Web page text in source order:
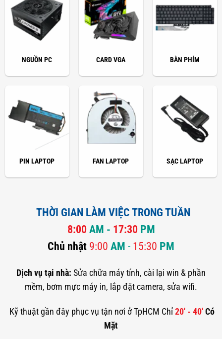
NGUỒN PC CARD VGA BÀN PHÍM
PIN LAPTOP FAN LAPTOP SẠC LAPTOP
THỜI GIAN LÀM VIỆC TRONG TUẦN
8:00 AM - 17:30 PM
Chủ nhật 9:00 AM - 15:30 PM
Dịch vụ tại nhà: Sửa chữa máy tính, cài lại win & phần
mềm, bơm mực máy in, lắp đặt camera, sửa wifi.
Kỹ thuật gần đây phục vụ tận nơi ở TpHCM Chỉ 20' - 40' Có
Mặt